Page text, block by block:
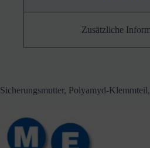
Zusätzliche
Sicherungsmutter, Polyamyd-